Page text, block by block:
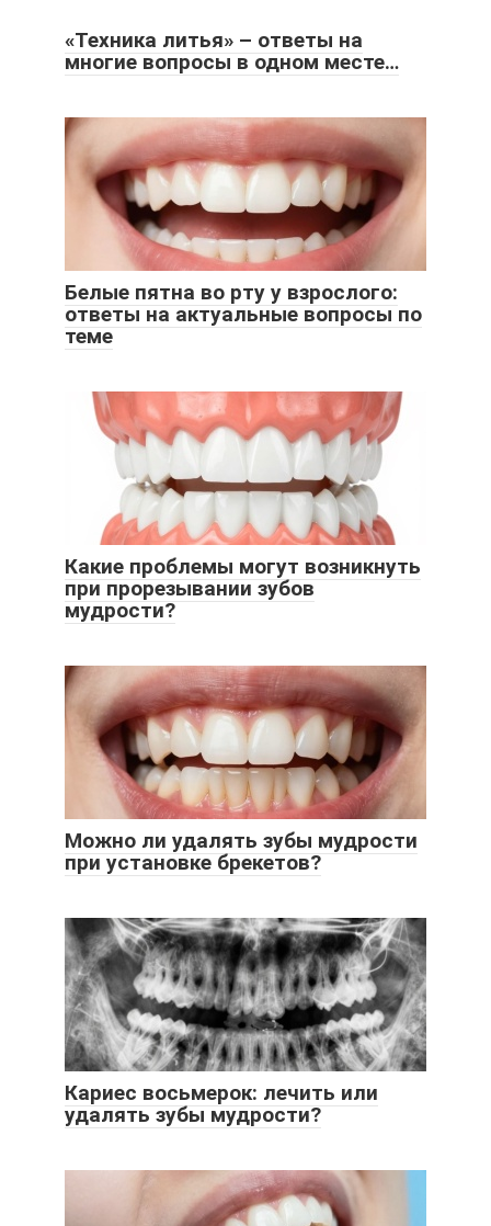
«Техника литья» – ответы на
многие вопросы в одном месте…
Белые пятна во рту у взрослого:
ответы на актуальные вопросы по
теме
Какие проблемы могут возникнуть
при прорезывании зубов
мудрости?
Можно ли удалять зубы мудрости
при установке брекетов?
Кариес восьмерок: лечить или
удалять зубы мудрости?